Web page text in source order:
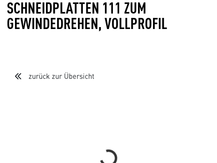
SCHNEIDPLATTEN 111 ZUM
GEWINDEDREHEN, VOLLPROFIL
zurück zur Übersicht
Loading...